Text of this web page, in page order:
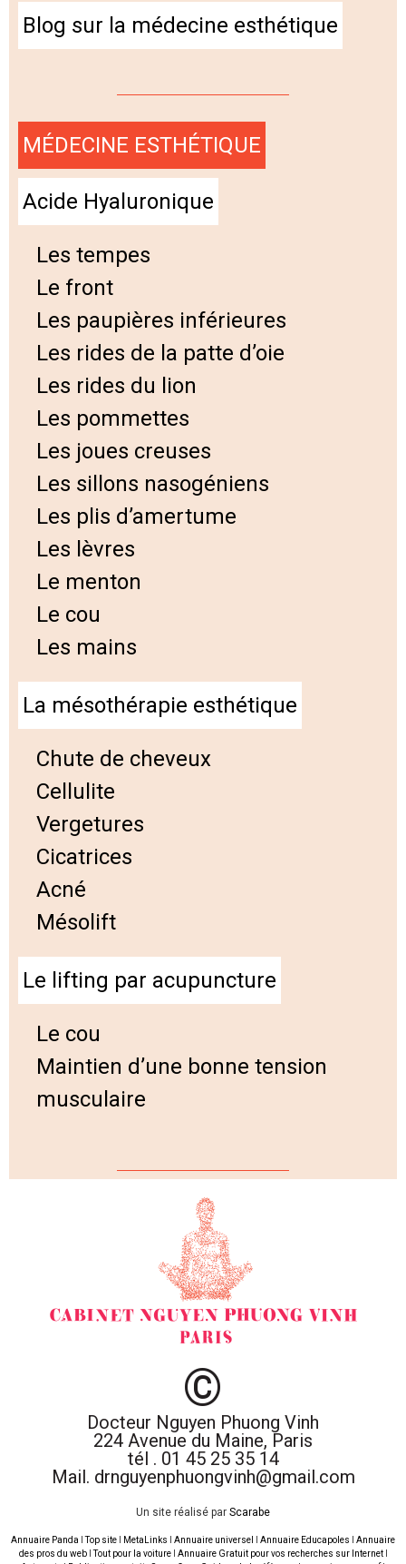
Blog sur la médecine esthétique
MÉDECINE ESTHÉTIQUE
Acide Hyaluronique
Les tempes
Le front
Les paupières inférieures
Les rides de la patte d’oie
Les rides du lion
Les pommettes
Les joues creuses
Les sillons nasogéniens
Les plis d’amertume
Les lèvres
Le menton
Le cou
Les mains
La mésothérapie esthétique
Chute de cheveux
Cellulite
Vergetures
Cicatrices
Acné
Mésolift
Le lifting par acupuncture
Le cou
Maintien d’une bonne tension
musculaire
©
Docteur Nguyen Phuong Vinh
224 Avenue du Maine, Paris
tél . 01 45 25 35 14
Mail. drnguyenphuongvinh@gmail.com
Un site réalisé par Scarabe
Annuaire Panda ITop site MetaLinks Annuaire universel Annuaire Educapoles
Annuaire
des pros du webITout pour la voitureI Annuaire Gratuit pour vos recherches sur InternetI